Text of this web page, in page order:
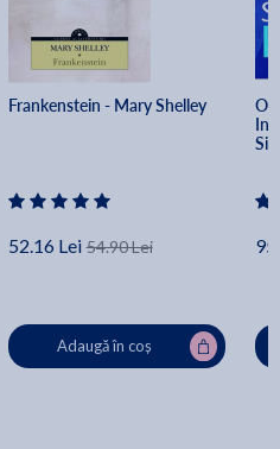
Frankenstein - Mary Shelley
52.16 Lei 54.90 Lei
Adaugă în coș